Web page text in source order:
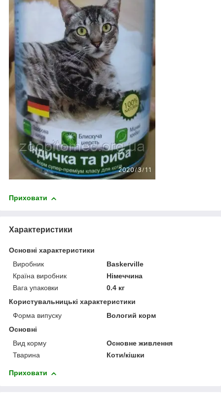
Приховати
Характеристики
Основні характеристики
Виробник
Baskerville
Країна виробник
Німеччина
Вага упаковки
0.4 кг
Користувальницькі характеристики
Форма випуску
Вологий корм
Основні
Вид корму
Основне живлення
Тварина
Коти/кішки
Приховати